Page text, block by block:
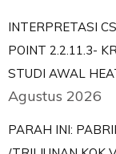
INTERPRETASI
POINT 2.2.11.3-
STUDI AWAL
Agustus 2026
PARAH INI: